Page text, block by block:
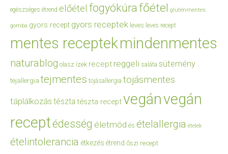
egészséges étrend előétel fogyókúrafőétel gluténmentes
gomba gyors recept gyors receptek leves leves recept
mentes receptekmindenmentes
naturablog olasz ízek recept reggeli saláta sütemény
tejallergia tejmentes tojásallergia tojásmentes
táplálkozás tészta tészta receptvegánvegán
receptédesség életmód és ételallergia ételek
ételintolerancia étkezés étrend őszi recept